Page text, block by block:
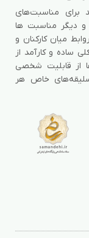
برای مناسبت‌های
و دیگر مناسبت ها
میان کارکنان و
ساده و کارآمد از
از قابلیت شخصی
سلیقه‌های خاص هر